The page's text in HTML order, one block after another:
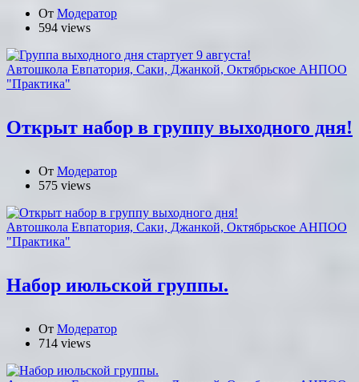
От Модератор
594 views
Автошкола Евпатория, Саки, Джанкой, Октябрьское АНПОО
"Практика"
Открыт набор в группу выходного дня!
От Модератор
575 views
Автошкола Евпатория, Саки, Джанкой, Октябрьское АНПОО
"Практика"
Набор июльской группы.
От Модератор
714 views